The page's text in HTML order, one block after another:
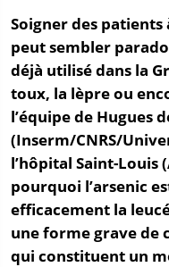
Soigner des patients
peut sembler
déjà utilisé dans la
toux, la lèpre ou
l’équipe de Hugues
(Inserm/CNRS/
l’hôpital Saint-Louis
pourquoi l’arsenic
efficacement la
une forme grave de
qui constituent un